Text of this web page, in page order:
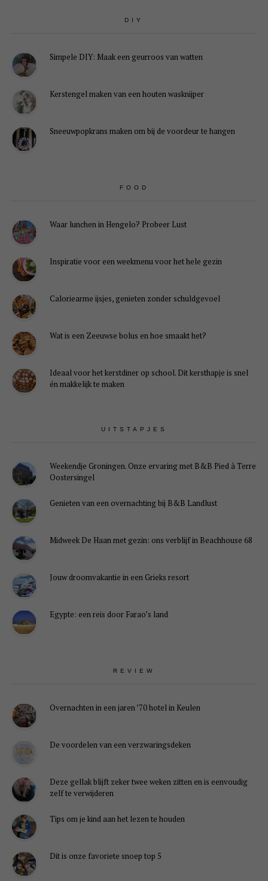
DIY
Simpele DIY: Maak een geurroos van watten
Kerstengel maken van een houten wasknijper
Sneeuwpopkrans maken om bij de voordeur te hangen
FOOD
Waar lunchen in Hengelo? Probeer Lust
Inspiratie voor een weekmenu voor het hele gezin
Caloriearme ijsjes, genieten zonder schuldgevoel
Wat is een Zeeuwse bolus en hoe smaakt het?
Ideaal voor het kerstdiner op school. Dit kersthapje is snel
én makkelijk te maken
UITSTAPJES
Weekendje Groningen. Onze ervaring met B&B Pied à Terre
Oostersingel
Genieten van een overnachting bij B&B Landlust
Midweek De Haan met gezin: ons verblijf in Beachhouse 68
Jouw droomvakantie in een Grieks resort
Egypte: een reis door Farao’s land
REVIEW
Overnachten in een jaren ’70 hotel in Keulen
De voordelen van een verzwaringsdeken
Deze gellak blijft zeker twee weken zitten en is eenvoudig
zelf te verwijderen
Tips om je kind aan het lezen te houden
Dit is onze favoriete snoep top 5